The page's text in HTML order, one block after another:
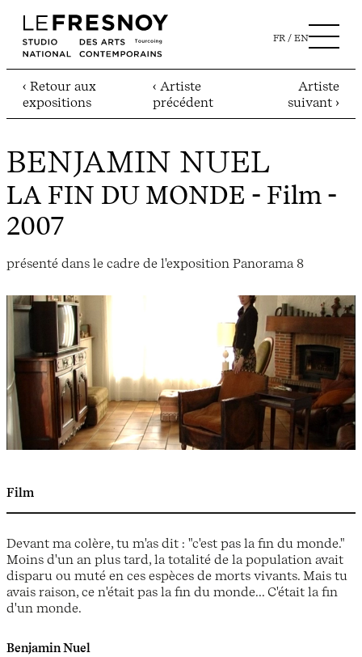
FR EN
‹ Retour aux
expositions
‹ Artiste
précédent
Artiste
suivant ›
BENJAMIN NUEL
LA FIN DU MONDE - Film -
2007
présenté dans le cadre de l'exposition Panorama 8
Film
Devant ma colère, tu m'as dit : "c'est pas la fin du monde."
Moins d'un an plus tard, la totalité de la population avait
disparu ou muté en ces espèces de morts vivants. Mais tu
avais raison, ce n'était pas la fin du monde... C'était la fin
d'un monde.
Benjamin Nuel